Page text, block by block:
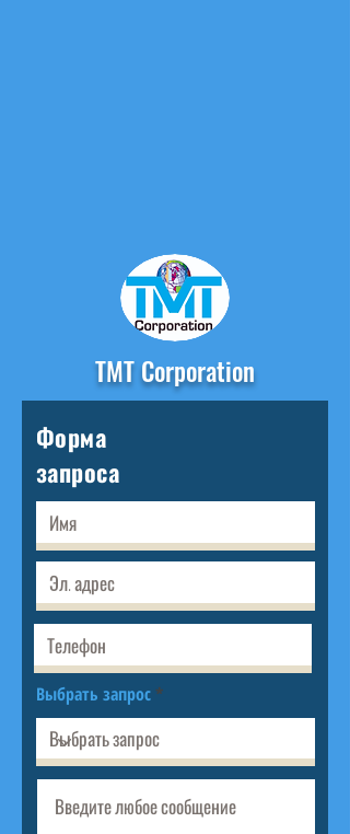
TMT Corporation
Форма
запроса
Выбрать запрос